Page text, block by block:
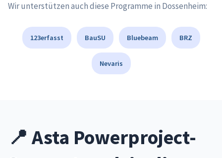
Wir unterstützen auch diese Programme in Dossenheim:
123erfasst BauSU Bluebeam BRZ
Nevaris
📍 Asta Powerproject-